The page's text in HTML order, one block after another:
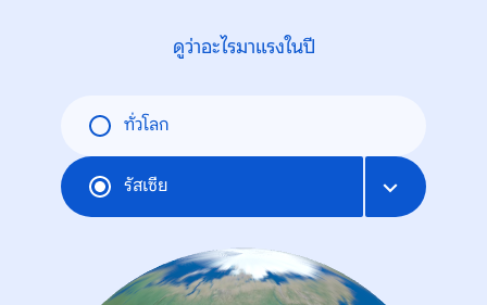
ดูว่าอะไรมาแรงในปี
ทั่วโลก
รัสเซีย